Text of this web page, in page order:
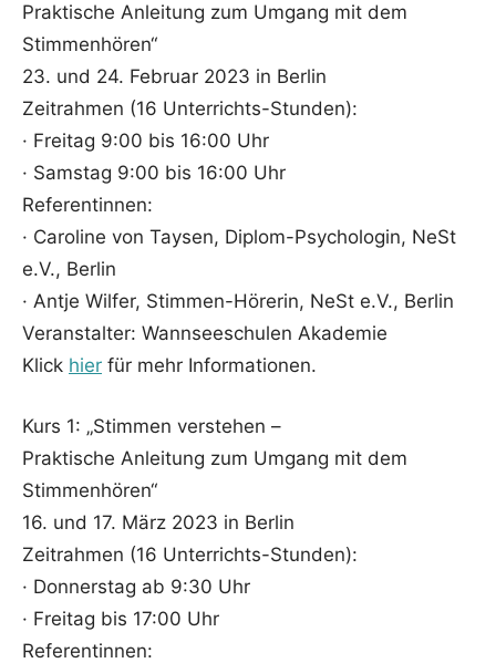
Praktische Anleitung zum Umgang mit dem
Stimmenhören“
23. und 24. Februar 2023 in Berlin
Zeitrahmen (16 Unterrichts-Stunden):
· Freitag 9:00 bis 16:00 Uhr
· Samstag 9:00 bis 16:00 Uhr
Referentinnen:
· Caroline von Taysen, Diplom-Psychologin, NeSt
e.V., Berlin
· Antje Wilfer, Stimmen-Hörerin, NeSt e.V., Berlin
Veranstalter: Wannseeschulen Akademie
Klick hier für mehr Informationen.
Kurs 1: „Stimmen verstehen –
Praktische Anleitung zum Umgang mit dem
Stimmenhören“
16. und 17. März 2023 in Berlin
Zeitrahmen (16 Unterrichts-Stunden):
· Donnerstag ab 9:30 Uhr
· Freitag bis 17:00 Uhr
Referentinnen: